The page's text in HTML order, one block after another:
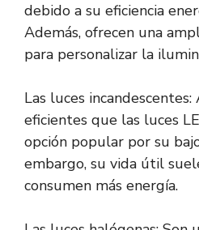
debido a su eficiencia
Además, ofrecen una
para personalizar la
Las luces
eficientes que las luces
opción popular por su
embargo, su vida útil
consumen más energía.